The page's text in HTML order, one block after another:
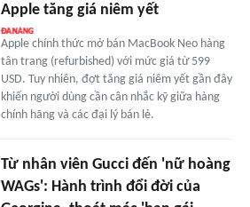
Apple tăng giá niêm yết
Apple chính thức mở bán MacBook Neo hàng
tân trang (refurbished) với mức giá từ 599
USD. Tuy nhiên, đợt tăng giá niêm yết gần đây
khiến người dùng cần cân nhắc kỹ giữa hàng
chính hãng và các đại lý bán lẻ.
Từ nhân viên Gucci đến 'nữ hoàng
WAGs': Hành trình đổi đời của